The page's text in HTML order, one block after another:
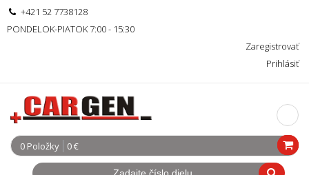
+421 52 7738128
PONDELOK-PIATOK 7:00 - 15:30
Zaregistrovať
Prihlásiť
0 Položky 0 €